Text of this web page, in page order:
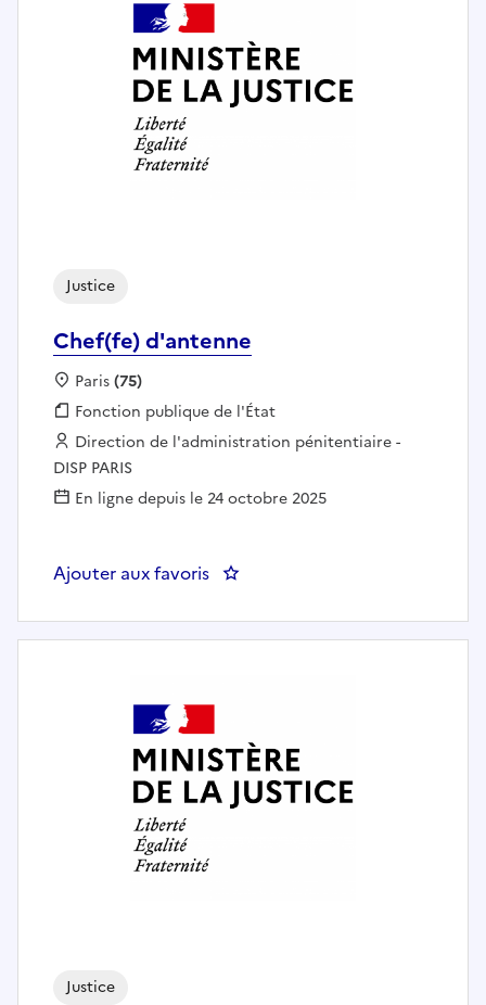
Chef(fe) d'antenne
Justice
Localisation :
Paris(75)
Fonction publique :
Fonction publique de l'État
Employeur :
Direction de l'administration pénitentiaire -
DISP PARIS
En ligne depuis le 24 octobre 2025
Ajouter aux favoris : Chef(fe) d'antenne
Justice